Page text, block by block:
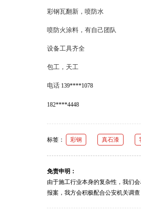
彩钢瓦翻新，喷防水
喷防火涂料，有自己团队
设备工具齐全
包工，天工
电话 139****1078
182****4448
标签： 彩钢 真石漆
免责申明：
由于施工行业本身的复杂性，我们
报案，我方会积极配合公安机关调